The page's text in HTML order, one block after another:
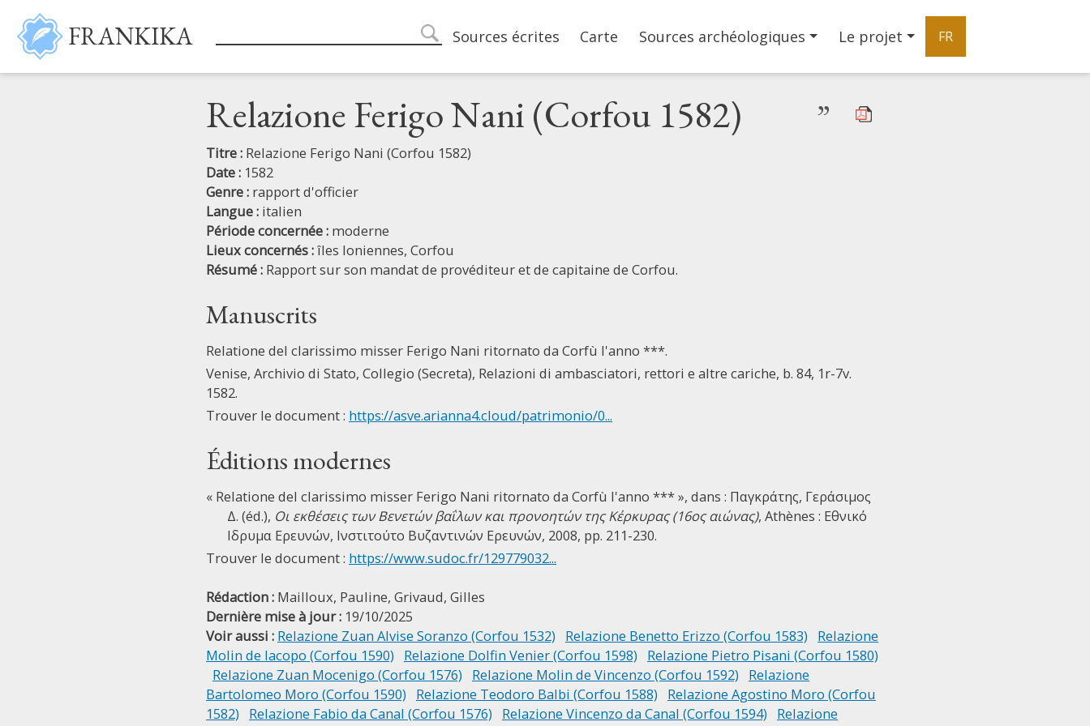
Aller au contenu principal
FRANKIKA search
Main navigation
Sources écrites Carte Sources archéologiques Le projet FR
Relazione Ferigo Nani (Corfou 1582) ”
Titre : Relazione Ferigo Nani (Corfou 1582)
Date : 1582
Genre : rapport d'officier
Langue : italien
Période concernée : moderne
Lieux concernés :îles Ioniennes, Corfou
Résumé : Rapport sur son mandat de provéditeur et de capitaine de Corfou.
Manuscrits
Relatione del clarissimo misser Ferigo Nani ritornato da Corfù l'anno ***.
Venise, Archivio di Stato, Collegio (Secreta), Relazioni di ambasciatori, rettori e altre cariche, b. 84, 1r-7v.
1582.
Trouver le document : https://asve.arianna4.cloud/patrimonio/0...
Éditions modernes
« Relatione del clarissimo misser Ferigo Nani ritornato da Corfù l'anno *** », dans : Παγκράτης, Γεράσιμος
Δ. (éd.), Οι εκθέσεις των Βενετών βαΐλων και προνοητών της Κέρκυρας (16ος αιώνας), Athènes : Εθνικό
Ιδρυμα Ερευνών, Ινστιτούτο Βυζαντινών Ερευνών, 2008, pp. 211-230.
Trouver le document : https://www.sudoc.fr/129779032...
Rédaction : Mailloux, Pauline, Grivaud, Gilles
Dernière mise à jour : 19/10/2025
Voir aussi : Relazione Zuan Alvise Soranzo (Corfou 1532) Relazione Benetto Erizzo (Corfou 1583)
Relazione
Molin de Iacopo (Corfou 1590)
Relazione Dolfin Venier (Corfou 1598)
Relazione Pietro Pisani (Corfou 1580)
Relazione Zuan Mocenigo (Corfou 1576)
Relazione Molin de Vincenzo (Corfou 1592)
Relazione
Bartolomeo Moro (Corfou 1590)
Relazione Teodoro Balbi (Corfou 1588)
Relazione Agostino Moro (Corfou
1582)
Relazione Fabio da Canal (Corfou 1576) Relazione Vincenzo da Canal (Corfou 1594)
Relazione